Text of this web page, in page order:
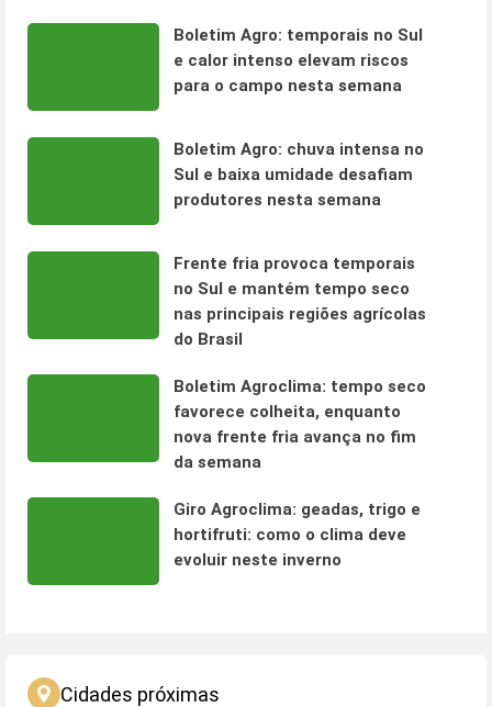
Boletim Agro: temporais no Sul
e calor intenso elevam riscos
para o campo nesta semana
Boletim Agro: chuva intensa no
Sul e baixa umidade desafiam
produtores nesta semana
Frente fria provoca temporais
no Sul e mantém tempo seco
nas principais regiões agrícolas
do Brasil
Boletim Agroclima: tempo seco
favorece colheita, enquanto
nova frente fria avança no fim
da semana
Giro Agroclima: geadas, trigo e
hortifruti: como o clima deve
evoluir neste inverno
Cidades próximas